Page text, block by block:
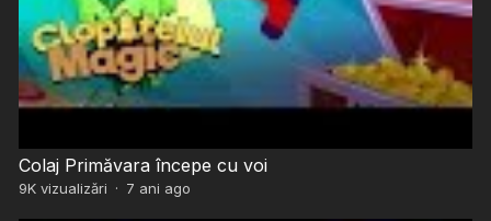
Colaj Primăvara începe cu voi
9Kvizualizări · 7 ani ago